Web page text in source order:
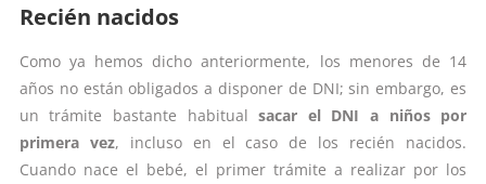
Recién nacidos
Como ya hemos dicho anteriormente, los menores de 14
años no están obligados a disponer de DNI; sin embargo, es
un trámite bastante habitualsacar el DNI a niños por
primera vez, incluso en el caso de los recién nacidos.
Cuando nace el bebé, el primer trámite a realizar por los